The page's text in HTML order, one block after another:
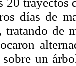
20
días de
de
un